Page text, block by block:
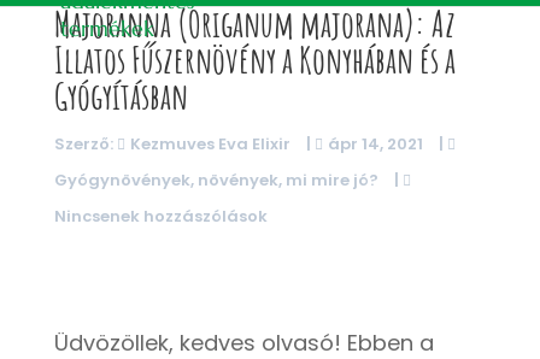
Majoranna (Origanum majorana): Az
Illatos Fűszernövény a Konyhában és a
Gyógyításban
Szerző: Kezmuves Eva Elixir | ápr 14, 2021
|
Gyógynövények, növények, mi mire jó?
|
Nincsenek hozzászólások
Üdvözöllek, kedves olvasó! Ebben a